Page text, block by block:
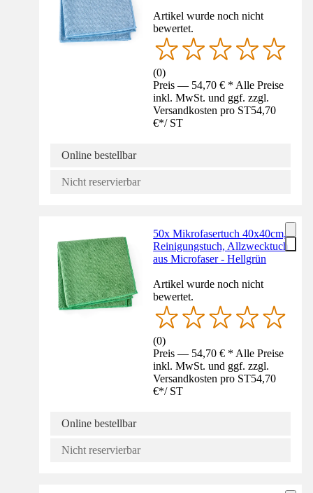
Artikel wurde noch nicht
bewertet.
(0)
Preis — 54,70 € * Alle Preise
inkl. MwSt. und ggf. zzgl.
Versandkosten pro ST54,70
€*/ ST
Online bestellbar
Nicht reservierbar
50x Mikrofasertuch 40x40cm,
Reinigungstuch, Allzwecktuch
aus Microfaser - Hellgrün
Artikel wurde noch nicht
bewertet.
(0)
Preis — 54,70 € * Alle Preise
inkl. MwSt. und ggf. zzgl.
Versandkosten pro ST54,70
€*/ ST
Online bestellbar
Nicht reservierbar